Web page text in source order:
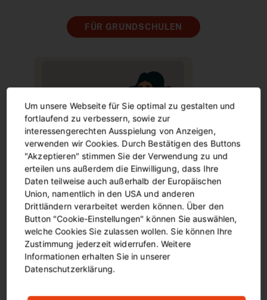
FÜR GRUNDSCHULEN
Um unsere Webseite für Sie optimal zu gestalten und
fortlaufend zu verbessern, sowie zur
interessengerechten Ausspielung von Anzeigen,
verwenden wir Cookies. Durch Bestätigen des Buttons
"Akzeptieren" stimmen Sie der Verwendung zu und
erteilen uns außerdem die Einwilligung, dass Ihre
Daten teilweise auch außerhalb der Europäischen
Union, namentlich in den USA und anderen
Drittländern verarbeitet werden können. Über den
Button "Cookie-Einstellungen" können Sie auswählen,
welche Cookies Sie zulassen wollen. Sie können Ihre
Zustimmung jederzeit widerrufen. Weitere
Informationen erhalten Sie in unserer
Datenschutzerklärung.